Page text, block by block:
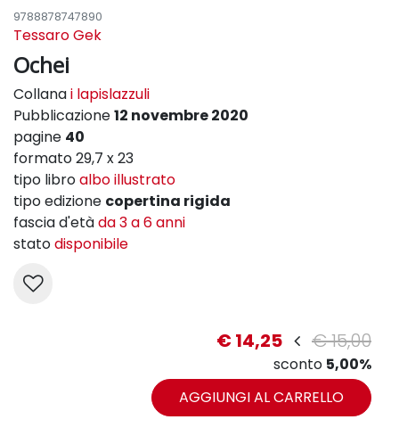
9788878747890
Tessaro Gek
Ochei
Collanai lapislazzuli
Pubblicazione12 novembre 2020
pagine 40
formato 29,7 x 23
tipo libroalbo illustrato
tipo edizione copertina rigida
fascia d'etàda 3 a 6 anni
statodisponibile
€ 14,25 € 15,00
sconto 5,00%
AGGIUNGI AL CARRELLO